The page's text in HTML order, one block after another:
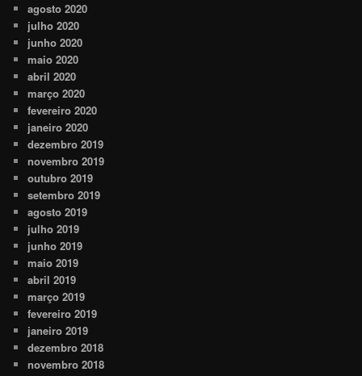
agosto 2020
julho 2020
junho 2020
maio 2020
abril 2020
março 2020
fevereiro 2020
janeiro 2020
dezembro 2019
novembro 2019
outubro 2019
setembro 2019
agosto 2019
julho 2019
junho 2019
maio 2019
abril 2019
março 2019
fevereiro 2019
janeiro 2019
dezembro 2018
novembro 2018